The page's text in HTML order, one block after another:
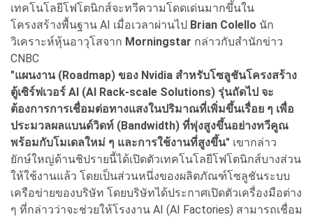
เทคโนโลยีโฟโตนิกส์จะทวีความโดดเด่นมากขึ้นใน
โครงสร้างพื้นฐาน AI เมื่อเวลาผ่านไป Brian Colello นัก
วิเคราะห์หุ้นอาวุโสจาก Morningstar กล่าวกับสำนักข่าว
CNBC
"แผนงาน (Roadmap) ของ Nvidia สำหรับโซลูชันโครงสร้าง
ตู้เซิร์ฟเวอร์ AI (AI Rack-scale Solutions) รุ่นถัดไป จะ
ต้องการการเชื่อมต่อทางแสงในปริมาณที่เพิ่มขึ้นเรื่อย ๆ เพื่อ
ประมวลผลแบนด์วิดท์ (Bandwidth) ที่พุ่งสูงขึ้นอย่างทวีคูณ
พร้อมกับโมเดลใหม่ ๆ และการใช้งานที่สูงขึ้น" เขากล่าว
ยักษ์ใหญ่ด้านชิปรายนี้ได้เปิดตัวเทคโนโลยีโฟโตนิกส์บางส่วน
ให้ใช้งานแล้ว โดยเป็นส่วนหนึ่งของผลิตภัณฑ์โซลูชันระบบ
เครือข่ายของบริษัท โดยบริษัทได้ประกาศเปิดตัวเครื่องมือต่าง
ๆ ที่กล่าวว่าจะช่วยให้โรงงาน AI (AI Factories) สามารถเชื่อม